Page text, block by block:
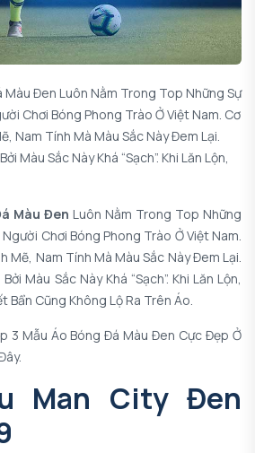
Màu Đen Luôn Nằm Trong Top Những Sự
Chơi Bóng Phong Trào Ở Việt Nam. Cơ
Nam Tính Mà Màu Sắc Này Đem Lại.
Màu Sắc Này Khá “sạch”. Khi Lăn Lộn,
Màu Đen Luôn Nằm Trong Top Những
Chơi Bóng Phong Trào Ở Việt Nam.
Mẽ, Nam Tính Mà Màu Sắc Này Đem Lại.
Màu Sắc Này Khá “sạch”. Khi Lăn Lộn,
Bẩn Cũng Không Lộ Ra Trên Áo.
3 Mẫu Áo Bóng Đá Màu Đen Cực Đẹp Ở
Man City Đen